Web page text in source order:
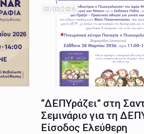
02/03/2026
“ΔΕΠΥράζει” στη
Σεμινάριο για τη
Είσοδος Ελεύθερη